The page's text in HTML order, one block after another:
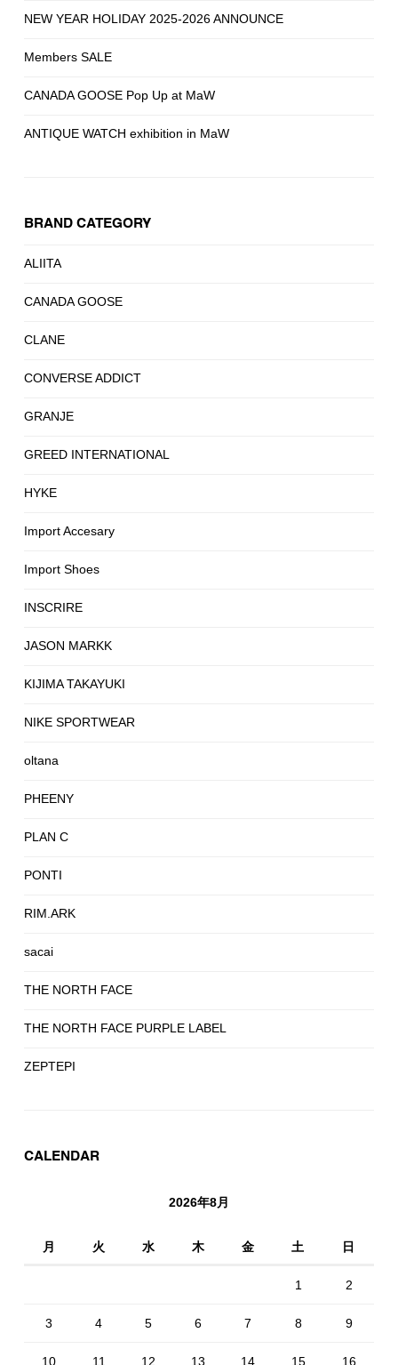
NEW YEAR HOLIDAY 2025-2026 ANNOUNCE
Members SALE
CANADA GOOSE Pop Up at MaW
ANTIQUE WATCH exhibition in MaW
BRAND CATEGORY
ALIITA
CANADA GOOSE
CLANE
CONVERSE ADDICT
GRANJE
GREED INTERNATIONAL
HYKE
Import Accesary
Import Shoes
INSCRIRE
JASON MARKK
KIJIMA TAKAYUKI
NIKE SPORTWEAR
oltana
PHEENY
PLAN C
PONTI
RIM.ARK
sacai
THE NORTH FACE
THE NORTH FACE PURPLE LABEL
ZEPTEPI
CALENDAR
2026年8月
月 火 水 木 金 土 日
1 2
3 4 5 6 7 8 9
10 11 12 13 14 15 16